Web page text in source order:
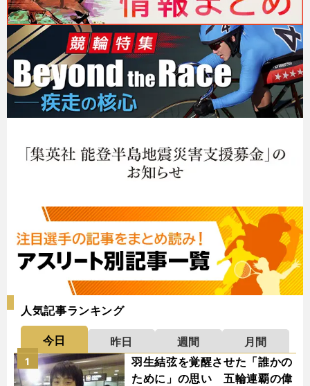
人気記事ランキング
今日 昨日 週間
月間
羽生結弦を覚醒させた「誰かの
ために」の思い 五輪連覇の偉
1